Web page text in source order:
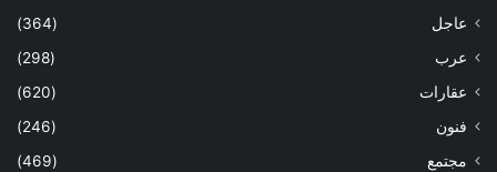
عاجل
(364)
عرب
(298)
عقارات
(620)
فنون
(246)
مجتمع
(469)